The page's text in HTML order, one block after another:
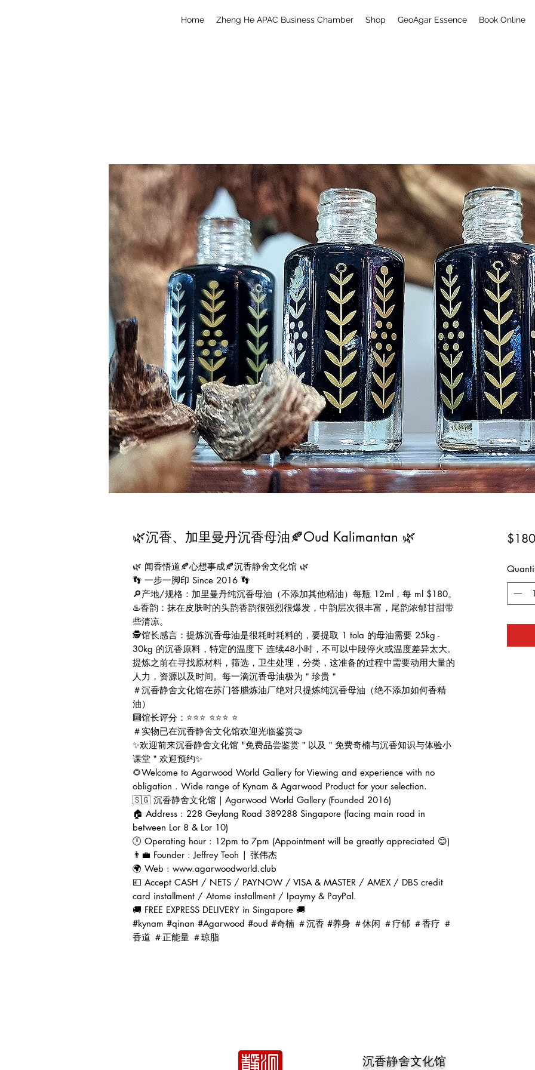
Home Zheng He APAC Business Chamber Shop GeoAgar Essence Book Online
🌿沉香、加里曼丹沉香母油🍂Oud Kalimantan 🌿
🌿 闻香悟道🍂心想事成🍂沉香静舍文化馆 🌿
👣 一步一脚印 Since 2016 👣
🔎产地/规格：加里曼丹纯沉香母油（不添加其他精油）每瓶 12ml，每 ml $180。
♨️香韵：抹在皮肤时的头韵香韵很强烈很爆发，中韵层次很丰富，尾韵浓郁甘甜带
些清凉。
🕵️馆长感言：提炼沉香母油是很耗时耗料的，要提取 1 tola 的母油需要 25kg -
30kg 的沉香原料，特定的温度下 连续48小时，不可以中段停火或温度差异太大。
提炼之前在寻找原材料，筛选，卫生处理，分类，这准备的过程中需要动用大量的
人力，资源以及时间。每一滴沉香母油极为＂珍贵＂
＃沉香静舍文化馆在苏门答腊炼油厂绝对只提炼纯沉香母油（绝不添加如何香精
油）
🔟馆长评分：⭐⭐⭐ ⭐⭐⭐ ⭐
＃实物已在沉香静舍文化馆欢迎光临鉴赏🤝
✨欢迎前来沉香静舍文化馆 "免费品尝鉴赏＂以及＂免费奇楠与沉香知识与体验小
课堂＂欢迎预约✨
🌻Welcome to Agarwood World Gallery for Viewing and experience with no
obligation . Wide range of Kynam & Agarwood Product for your selection.
🇸🇬 沉香静舍文化馆｜Agarwood World Gallery (Founded 2016)
🏠 Address : 228 Geylang Road 389288 Singapore (facing main road in
between Lor 8 & Lor 10)
🕛 Operating hour : 12pm to 7pm (Appointment will be greatly appreciated 😊)
👨‍💼 Founder : Jeffrey Teoh | 张伟杰
🌍 Web : www.agarwoodworld.club
💷 Accept CASH / NETS / PAYNOW / VISA & MASTER / AMEX / DBS credit
card installment / Atome installment / Ipaymy & PayPal.
🚚 FREE EXPRESS DELIVERY in Singapore 🚚
#kynam #qinan #Agarwood #oud #奇楠 ＃沉香 #养身 ＃休闲 ＃疗郁 ＃香疗 ＃
香道 ＃正能量 ＃琼脂
沉香静舍文化馆